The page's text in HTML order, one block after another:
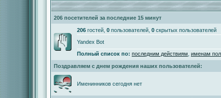
206 посетителей за последние 15 минут
206 гостей, 0 пользователей, 0 скрытых пользователей
Yandex Bot
Полный список по: последним действиям именам
Поздравляем с днем рождения наших пользователей:
Именинников сегодня нет